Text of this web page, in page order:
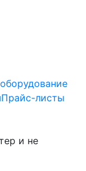
Прайс-листы
и не